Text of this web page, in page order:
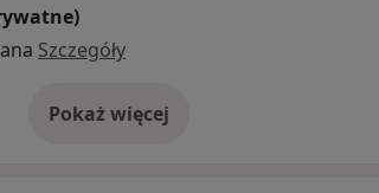
Szczegóły
Pokaż więcej
o adresie